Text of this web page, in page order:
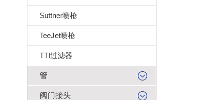
Suttner喷枪
TeeJet喷枪
TTI过滤器
管
阀门接头